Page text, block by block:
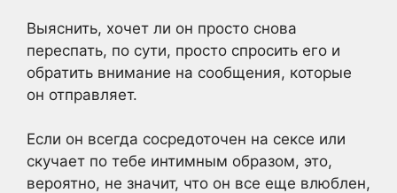
Выяснить, хочет ли он просто снова
переспать, по сути, просто спросить его и
обратить внимание на сообщения, которые
он отправляет.
Если он всегда сосредоточен на сексе или
скучает по тебе интимным образом, это,
вероятно, не значит, что он все еще влюблен,